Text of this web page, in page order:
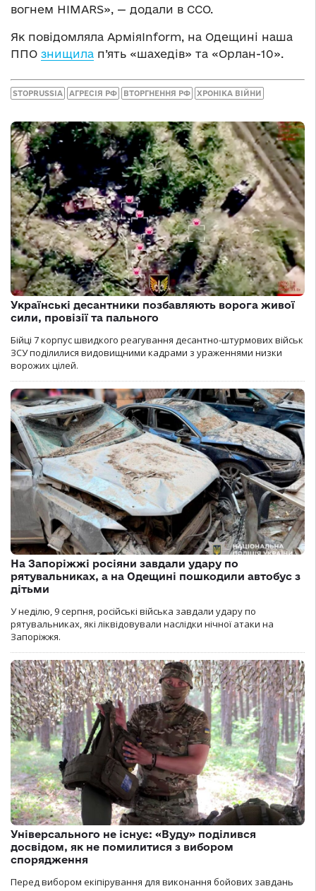
вогнем HIMARS», — додали в ССО.
Як повідомляла АрміяInform, на Одещині наша
ППО знищила п’ять «шахедів» та «Орлан-10».
STOPRUSSIA АГРЕСІЯ РФ ВТОРГНЕННЯ РФ ХРОНІКА ВІЙНИ
Українські десантники позбавляють ворога живої
сили, провізії та пального
Бійці 7 корпус швидкого реагування десантно-штурмових військ
ЗСУ поділилися видовищними кадрами з ураженнями низки
ворожих цілей.
На Запоріжжі росіяни завдали удару по
рятувальниках, а на Одещині пошкодили автобус з
дітьми
У неділю, 9 серпня, російські війська завдали удару по
рятувальниках, які ліквідовували наслідки нічної атаки на
Запоріжжя.
Універсального не існує: «Вуду» поділився
досвідом, як не помилитися з вибором
спорядження
Перед вибором екіпірування для виконання бойових завдань